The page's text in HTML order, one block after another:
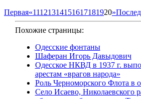
Первая«11121314151617181920»
Похожие страницы:
Одесские фонтаны
Шаферан Игорь Давыдович
Одесское НКВД в 1937 г.
арестам «врагов народа»
Роль Черноморского Флота в
Село Исаево, Николаевского